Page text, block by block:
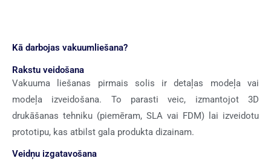
Kā darbojas vakuumliešana?
Rakstu veidošana
Vakuuma liešanas pirmais solis ir detaļas modeļa vai
modeļa izveidošana. To parasti veic, izmantojot 3D
drukāšanas tehniku (piemēram, SLA vai FDM) lai izveidotu
prototipu, kas atbilst gala produkta dizainam.
Veidņu izgatavošana